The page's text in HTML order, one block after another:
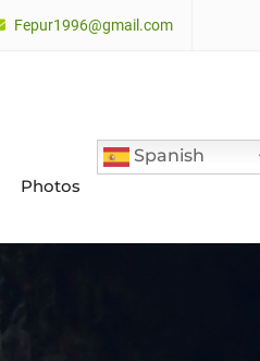
Fepur1996@gmail.com
Photos
Spanish